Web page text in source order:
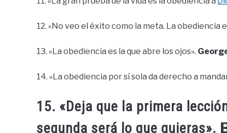
12. «No veo el éxito como la meta. La obediencia
13. «La obediencia es la que abre los ojos».
14. «La obediencia por sí sola da derecho a
15. «Deja que la primera
segunda será lo que quieras».